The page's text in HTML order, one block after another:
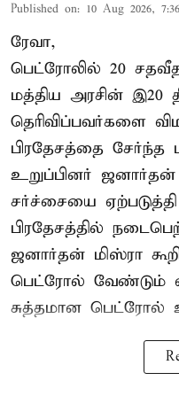
Published on: 10 Aug 2026,
ரேவா,
பெட்ரோலில் 20
மத்திய அரசின் இ20
தெரிவிப்பவர்களை
பிரதேசத்தை சேர்ந்த
உறுப்பினர் ஜனார்தன்
சர்ச்சையை
பிரதேசத்தில்
ஜனார்தன் மிஸ்ரா
பெட்ரோல் வேண்டும்
சுத்தமான